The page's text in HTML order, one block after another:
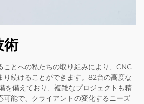
術
ことへの私たちの取り組みにより、CNC
り続けることができます。82台の高度な
を備えており、複雑なプロジェクトも精
可能で、クライアントの変化するニーズ